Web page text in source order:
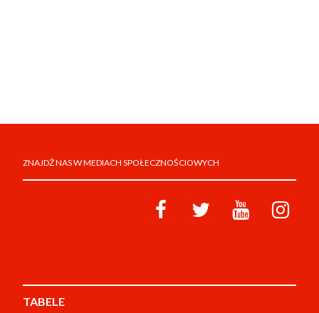
ZNAJDŹ NAS W MEDIACH SPOŁECZNOŚCIOWYCH
TABELE